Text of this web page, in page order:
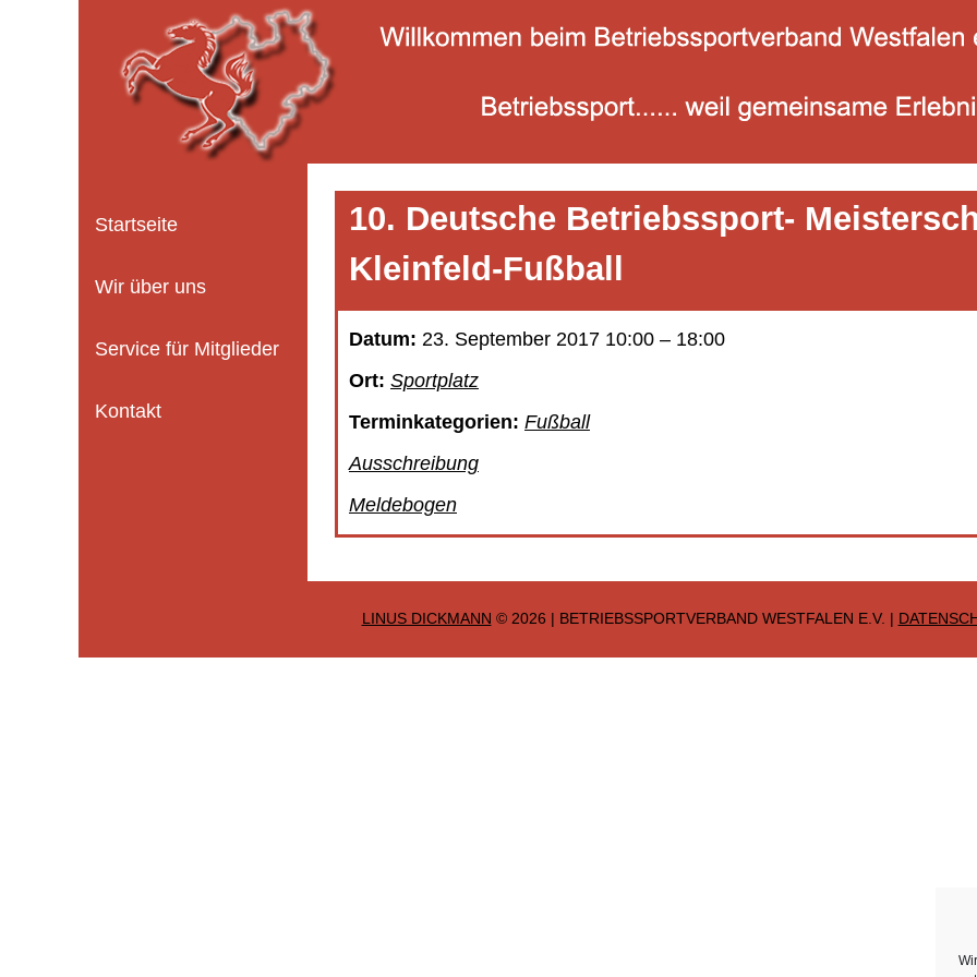
Startseite
Wir über uns
Service für Mitglieder
Kontakt
10. Deutsche Betriebssport-
Kleinfeld-Fußball
Datum: 23. September 2017 10:00 – 18:00
Ort: Sportplatz
Terminkategorien: Fußball
Ausschreibung
Meldebogen
LINUS DICKMANN © 2026 | BETRIEBSSPORTVERBAND WESTFALEN E.V. |